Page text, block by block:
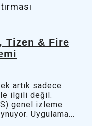
Tizen & Fire
artık sadece
ilgili değil.
genel izleme
Uygulama...